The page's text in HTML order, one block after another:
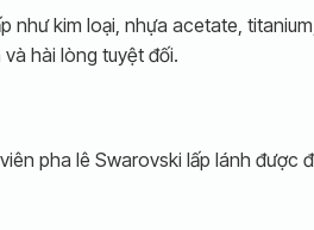
kim loại, nhựa acetate,
hài lòng tuyệt đối.
pha lê Swarovski lấp lánh